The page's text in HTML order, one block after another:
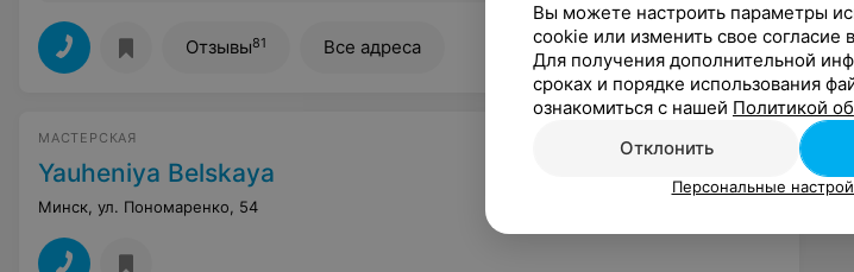
Отзывы81 Все адреса
МАСТЕРСКАЯ
Yauheniya Belskaya
Минск, ул. Пономаренко, 54
Вы можете настроить параметры
cookie или изменить свое согласие
Для получения дополнительной
сроках и порядке использования
ознакомиться с нашей Политикой
Отклонить
Персональные